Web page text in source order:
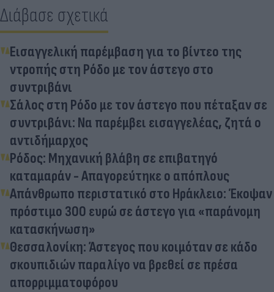
Διάβασε σχετικά
Εισαγγελική παρέμβαση για το βίντεο της
ντροπής στη Ρόδο με τον άστεγο στο
συντριβάνι
Σάλος στη Ρόδο με τον άστεγο που πέταξαν σε
συντριβάνι: Να παρέμβει εισαγγελέας, ζητά ο
αντιδήμαρχος
Ρόδος: Μηχανική βλάβη σε επιβατηγό
καταμαράν - Απαγορεύτηκε ο απόπλους
Απάνθρωπο περιστατικό στο Ηράκλειο: Έκοψαν
πρόστιμο 300 ευρώ σε άστεγο για «παράνομη
κατασκήνωση»
Θεσσαλονίκη: Άστεγος που κοιμόταν σε κάδο
σκουπιδιών παραλίγο να βρεθεί σε πρέσα
απορριμματοφόρου